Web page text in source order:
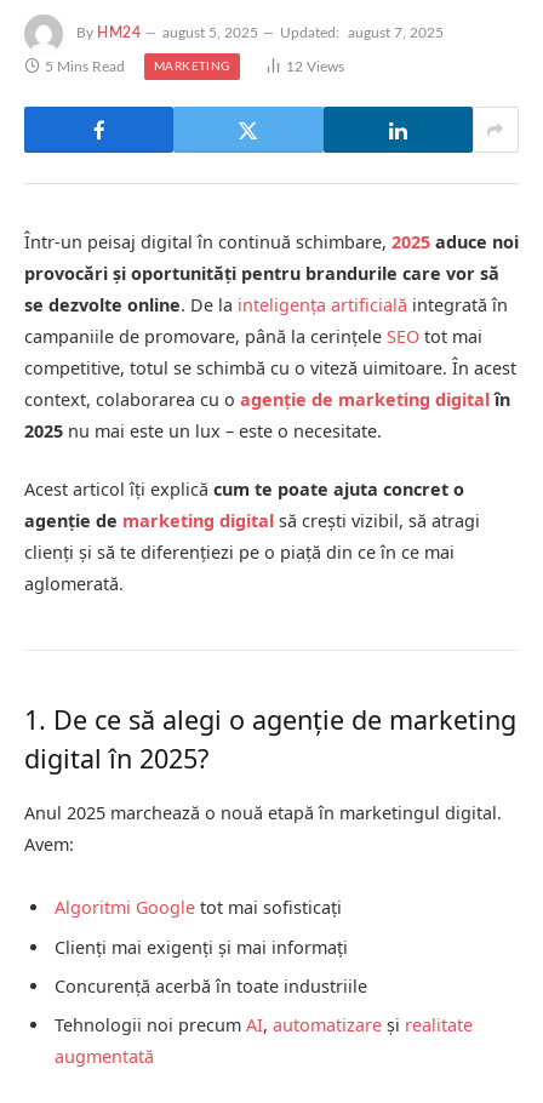
By HM24 august 5, 2025 Updated: august 7, 2025
5 Mins Read MARKETING 12 Views
Într-un peisaj digital în continuă schimbare, 2025 aduce noi
provocări și oportunități pentru brandurile care vor să
se dezvolte online. De la inteligența artificială integrată în
campaniile de promovare, până la cerințele SEO tot mai
competitive, totul se schimbă cu o viteză uimitoare. În acest
context, colaborarea cu o agenție de marketing digitalîn
2025 nu mai este un lux – este o necesitate.
Acest articol îți explică cum te poate ajuta concret o
agenție de marketing digital să crești vizibil, să atragi
clienți și să te diferențiezi pe o piață din ce în ce mai
aglomerată.
1. De ce să alegi o agenție de marketing
digital în 2025?
Anul 2025 marchează o nouă etapă în marketingul digital.
Avem:
Algoritmi Google tot mai sofisticați
Clienți mai exigenți și mai informați
Concurență acerbă în toate industriile
Tehnologii noi precum AI, automatizare și realitate
augmentată